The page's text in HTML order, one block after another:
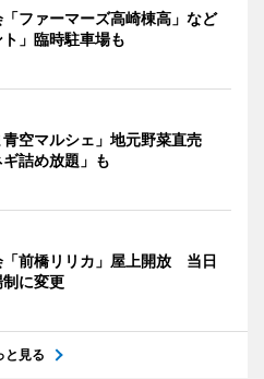
ファーマーズ高崎棟高」など
ト」臨時駐車場も
青空マルシェ」地元野菜直売
詰め放題」も
「前橋リリカ」屋上開放 当日
制に変更
と見る